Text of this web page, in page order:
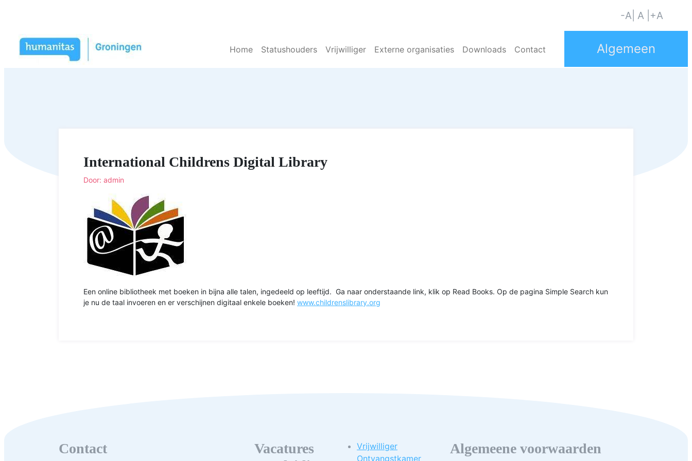
-A | A | +A
Home Statushouders Vrijwilliger Externe organisaties Downloads Contact
International Childrens Digital Library
Door: admin
Een online bibliotheek met boeken in bijna alle talen, ingedeeld op leeftijd. Ga naar onderstaande link, klik op Read Books. Op de pagina Simple Search kun
je nu de taal invoeren en er verschijnen digitaal enkele boeken! www.childrenslibrary.org
Contact
Vacatures
Vrijwilliger
Ontvangstkamer
Algemeene voorwaarden